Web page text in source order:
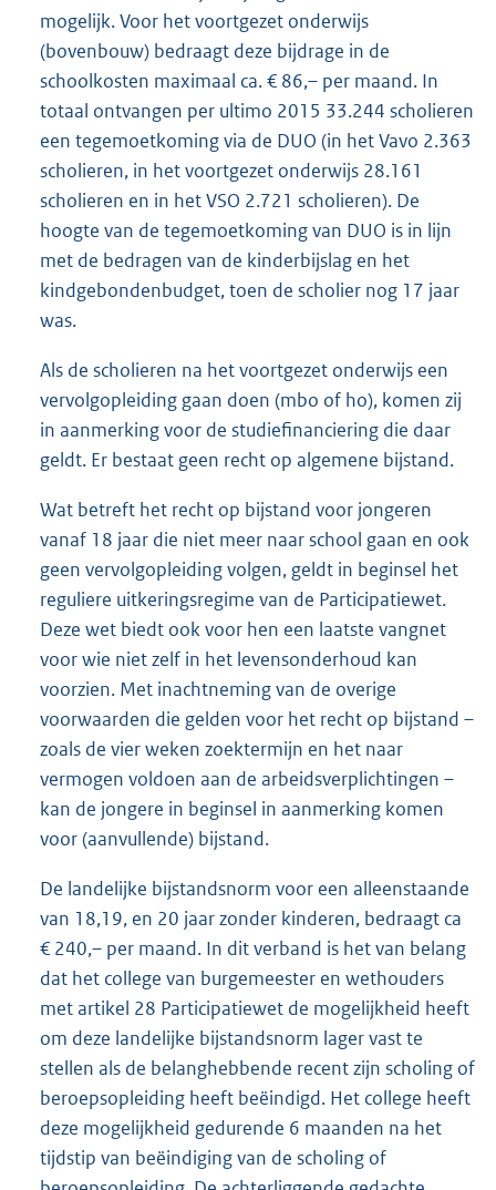
mogelijk. Voor het voortgezet onderwijs
(bovenbouw) bedraagt deze bijdrage in de
schoolkosten maximaal ca. € 86,– per maand. In
totaal ontvangen per ultimo 2015 33.244 scholieren
een tegemoetkoming via de DUO (in het Vavo 2.363
scholieren, in het voortgezet onderwijs 28.161
scholieren en in het VSO 2.721 scholieren). De
hoogte van de tegemoetkoming van DUO is in lijn
met de bedragen van de kinderbijslag en het
kindgebondenbudget, toen de scholier nog 17 jaar
was.
Als de scholieren na het voortgezet onderwijs een
vervolgopleiding gaan doen (mbo of ho), komen zij
in aanmerking voor de studiefinanciering die daar
geldt. Er bestaat geen recht op algemene bijstand.
Wat betreft het recht op bijstand voor jongeren
vanaf 18 jaar die niet meer naar school gaan en ook
geen vervolgopleiding volgen, geldt in beginsel het
reguliere uitkeringsregime van de Participatiewet.
Deze wet biedt ook voor hen een laatste vangnet
voor wie niet zelf in het levensonderhoud kan
voorzien. Met inachtneming van de overige
voorwaarden die gelden voor het recht op bijstand –
zoals de vier weken zoektermijn en het naar
vermogen voldoen aan de arbeidsverplichtingen –
kan de jongere in beginsel in aanmerking komen
voor (aanvullende) bijstand.
De landelijke bijstandsnorm voor een alleenstaande
van 18,19, en 20 jaar zonder kinderen, bedraagt ca
€ 240,– per maand. In dit verband is het van belang
dat het college van burgemeester en wethouders
met artikel 28 Participatiewet de mogelijkheid heeft
om deze landelijke bijstandsnorm lager vast te
stellen als de belanghebbende recent zijn scholing of
beroepsopleiding heeft beëindigd. Het college heeft
deze mogelijkheid gedurende 6 maanden na het
tijdstip van beëindiging van de scholing of